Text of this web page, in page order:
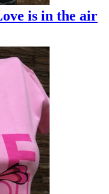
is in the air